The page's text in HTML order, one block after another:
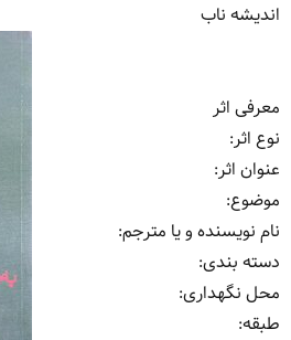
اندیشه ناب
معرفی اثر
نوع اثر:
عنوان اثر:
موضوع:
نام نویسنده و یا مترجم:
دسته بندی:
محل نگهداری:
طبقه: